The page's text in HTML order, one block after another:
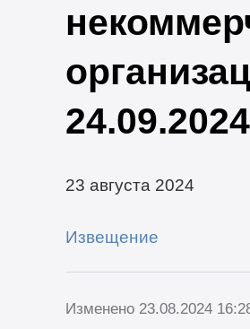
24.09.2024
23 августа 2024
Извещение
Изменено 23.08.2024